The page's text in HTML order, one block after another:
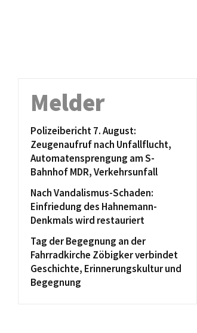
Melder
Polizeibericht 7. August:
Zeugenaufruf nach Unfallflucht,
Automatensprengung am S-
Bahnhof MDR, Verkehrsunfall
Nach Vandalismus-Schaden:
Einfriedung des Hahnemann-
Denkmals wird restauriert
Tag der Begegnung an der
Fahrradkirche Zöbigker verbindet
Geschichte, Erinnerungskultur und
Begegnung